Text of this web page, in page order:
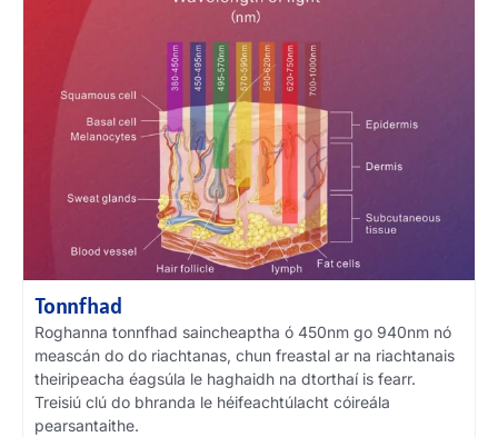
Tonnfhad
Roghanna tonnfhad saincheaptha ó 450nm go 940nm nó
meascán do do riachtanas, chun freastal ar na riachtanais
theiripeacha éagsúla le haghaidh na dtorthaí is fearr.
Treisiú clú do bhranda le héifeachtúlacht cóireála
pearsantaithe.